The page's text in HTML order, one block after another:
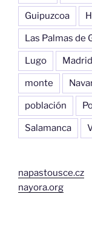
Guipuzcoa
Las Palmas de
Lugo Madrid
monte
población
Salamanca
napastousce.cz
nayora.org